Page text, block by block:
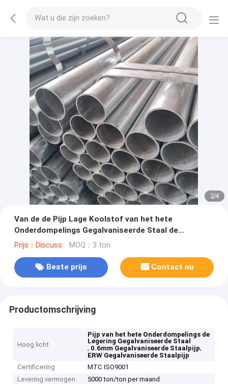
2/4
Van de de Pijp Lage Koolstof van het hete
Onderdompelings Gegalvaniseerde Staal de
Legerings Holle GI Vierkante Ronde 0.6mm
Prijs：Discuss MOQ：3 ton
Beste prijs Contact nu
Productomschrijving
Hoog licht
Pijp van het hete Onderdompelings de
Legering Gegalvaniseerde Staal
, 0.6mm Gegalvaniseerde Staalpijp,
ERW Gegalvaniseerde Staalpijp
Certificering
MTC ISO9001
Levering vermogen
5000 ton/ton per maand